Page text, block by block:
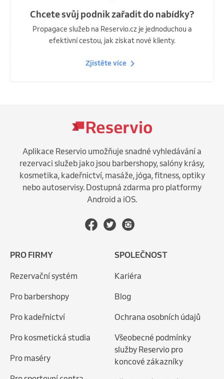
Chcete svůj podnik zařadit do nabídky?
Propagace služeb na Reservio.cz je jednoduchou a
efektivní cestou, jak získat nové klienty.
Zjistěte více
Aplikace Reservio umožňuje snadné vyhledávání a
rezervaci služeb jako jsou barbershopy, salóny krásy,
kosmetika, kadeřnictví, masáže, jóga, fitness, optiky
nebo autoservisy. Dostupná zdarma pro platformy
Android a iOS.
PRO FIRMY
Rezervační systém
Pro barbershopy
Pro kadeřnictví
Pro kosmetická studia
Pro maséry
SPOLEČNOST
Kariéra
Blog
Ochrana osobních údajů
Všeobecné podmínky
služby Reservio pro
koncové zákazníky